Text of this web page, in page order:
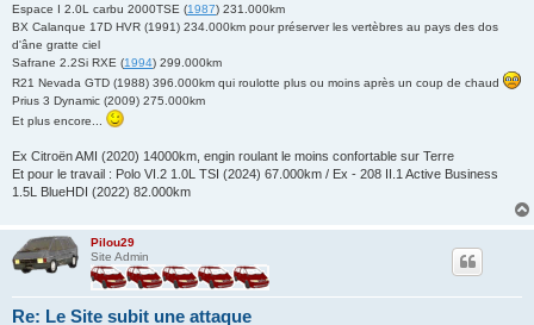
Espace I 2.0L carbu 2000TSE (1987) 231.000km
BX Calanque 17D HVR (1991) 234.000km pour préserver les vertèbres au pays des dos
d'âne gratte ciel
Safrane 2.2Si RXE (1994) 299.000km
R21 Nevada GTD (1988) 396.000km qui roulotte plus ou moins après un coup de chaud
Prius 3 Dynamic (2009) 275.000km
Et plus encore...
Ex Citroën AMI (2020) 14000km, engin roulant le moins confortable sur Terre
Et pour le travail : Polo VI.2 1.0L TSI (2024) 67.000km / Ex - 208 II.1 Active Business
1.5L BlueHDI (2022) 82.000km
Pilou29
Site Admin
Re: Le Site subit une attaque